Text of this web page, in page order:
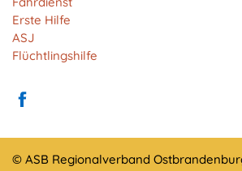
Erste Hilfe
ASJ
Flüchtlingshilfe
© ASB Regionalverband
EXTERNE MEDIEN
Um Inhalte von Videoplattformen